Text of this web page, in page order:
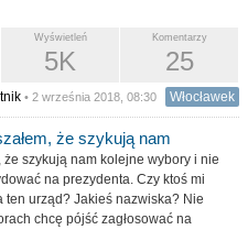
Komentarzy
25
Wyświetleń
5K
• 2 września 2018, 08:30 Włocławek
że szykują nam
że szykują nam kolejne wybory i nie
na prezydenta. Czy ktoś mi
urząd? Jakieś nazwiska? Nie
chcę pójść zagłosować na